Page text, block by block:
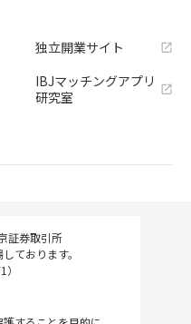
独立開業サイト
IBJマッチングアプリ
研究室
証券取引所
ております。